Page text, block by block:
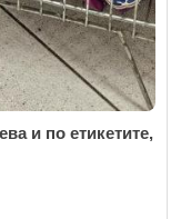
и по етикетите,